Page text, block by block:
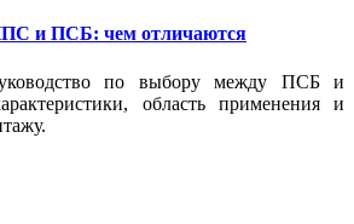
и ПСБ: чем отличаются
по выбору между ПСБ и
область применения и